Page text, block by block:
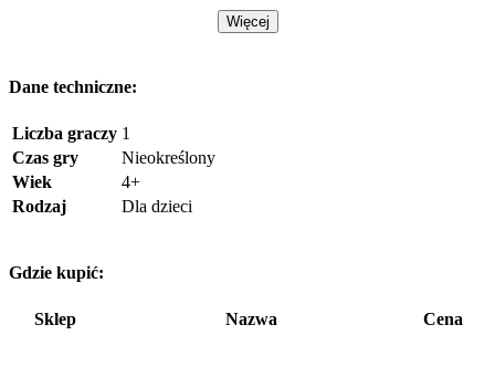
Więcej
Dane techniczne:
Liczba graczy 1
Czas gry
Nieokreślony
Wiek
4+
Rodzaj
Dla dzieci
Gdzie kupić:
Sklep Nazwa Cena